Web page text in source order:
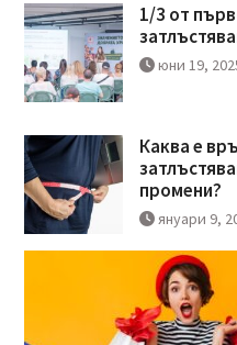
1/3 от
юни 19,
Каква е
промени?
януари 9,